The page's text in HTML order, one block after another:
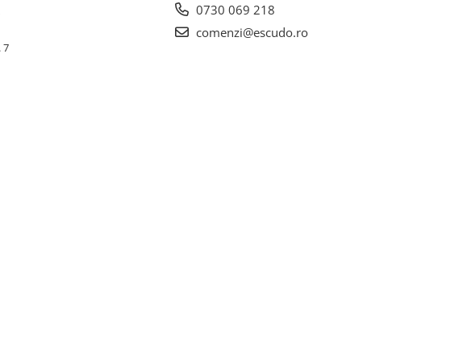
7
0730 069 218
comenzi@escudo.ro